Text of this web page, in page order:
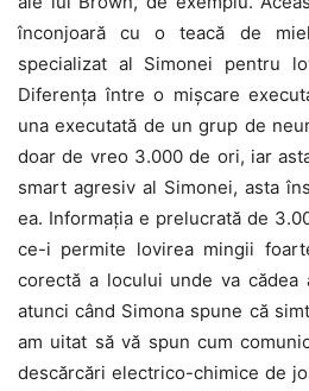
înconjoară cu o teacă de
specializat al Simonei pentru
Diferența între o mișcare
una executată de un grup de
doar de vreo 3.000 de ori, iar
smart agresiv al Simonei, asta
ea. Informația e prelucrată de
ce-i permite lovirea mingii
corectă a locului unde va cădea
atunci când Simona spune că
am uitat să vă spun cum
descărcări electrico-chimice de